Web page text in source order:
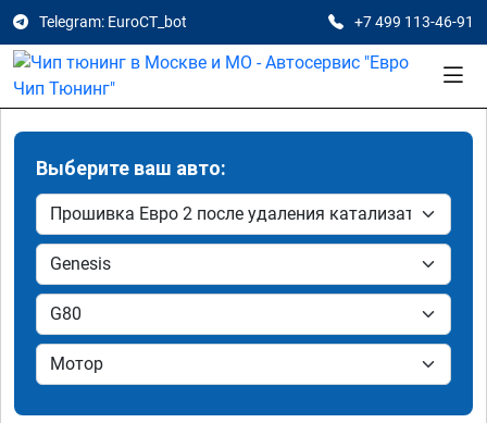
Telegram: EuroCT_bot +7 499 113-46-91
Выберите ваш авто: